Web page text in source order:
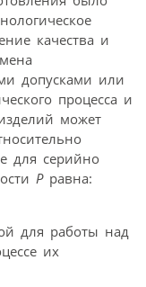
качества и
допусками или
процесса и
может
для серийно
Р равна:
для работы над
их